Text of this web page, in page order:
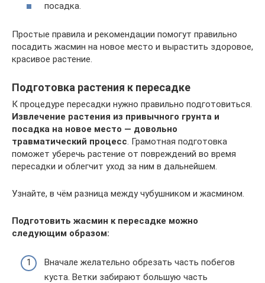
посадка.
Простые правила и рекомендации помогут правильно
посадить жасмин на новое место и вырастить здоровое,
красивое растение.
Подготовка растения к пересадке
К процедуре пересадки нужно правильно подготовиться.
Извлечение растения из привычного грунта и
посадка на новое место — довольно
травматический процесс. Грамотная подготовка
поможет уберечь растение от повреждений во время
пересадки и облегчит уход за ним в дальнейшем.
Узнайте, в чём разница между чубушником и жасмином.
Подготовить жасмин к пересадке можно
следующим образом:
Вначале желательно обрезать часть побегов
куста. Ветки забирают большую часть